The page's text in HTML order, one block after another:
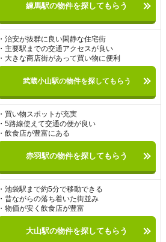
練馬駅の物件を探してもらう
・治安が抜群に良い閑静な住宅街
・主要駅までの交通アクセスが良い
・大きな商店街があって買い物に便利
武蔵小山駅の物件を探してもらう
・買い物スポットが充実
・5路線使えて交通の便が良い
・飲食店が豊富にある
赤羽駅の物件を探してもらう
・池袋駅まで約5分で移動できる
・昔ながらの落ち着いた街並み
・物価が安く飲食店が豊富
大山駅の物件を探してもらう